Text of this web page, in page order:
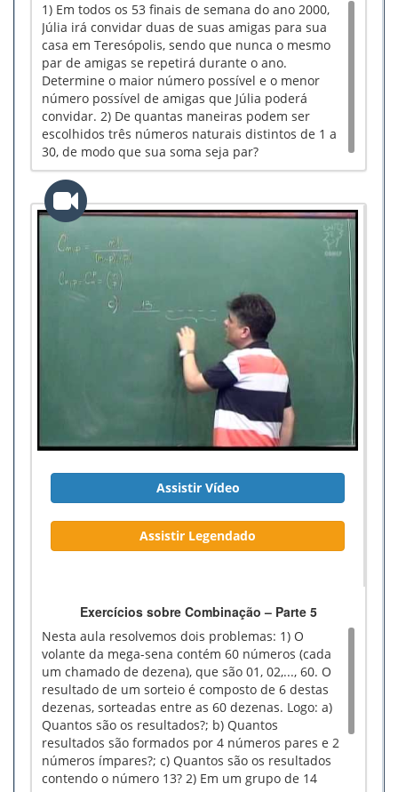
1) Em todos os 53 finais de semana do ano 2000,
Júlia irá convidar duas de suas amigas para sua
casa em Teresópolis, sendo que nunca o mesmo
par de amigas se repetirá durante o ano.
Determine o maior número possível e o menor
número possível de amigas que Júlia poderá
convidar. 2) De quantas maneiras podem ser
escolhidos três números naturais distintos de 1 a
30, de modo que sua soma seja par?
Assistir Vídeo
Assistir Legendado
Exercícios sobre Combinação – Parte 5
Nesta aula resolvemos dois problemas: 1) O
volante da mega-sena contém 60 números (cada
um chamado de dezena), que são 01, 02,..., 60. O
resultado de um sorteio é composto de 6 destas
dezenas, sorteadas entre as 60 dezenas. Logo: a)
Quantos são os resultados?; b) Quantos
resultados são formados por 4 números pares e 2
números ímpares?; c) Quantos são os resultados
contendo o número 13? 2) Em um grupo de 14